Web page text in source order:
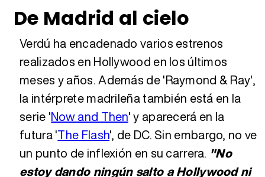
De Madrid al cielo
Verdú ha encadenado varios estrenos
realizados en Hollywood en los últimos
meses y años. Además de 'Raymond & Ray',
la intérprete madrileña también está en la
serie 'Now and Then' y aparecerá en la
futura 'The Flash', de DC. Sin embargo, no ve
un punto de inflexión en su carrera. "No
estoy dando ningún salto a Hollywood ni